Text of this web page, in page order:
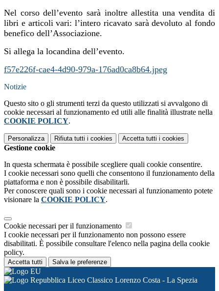
Nel corso dell’evento sarà inoltre allestita una vendita di
libri e articoli vari: l’intero ricavato sarà devoluto al fondo
benefico dell’Associazione.
Si allega la locandina dell’evento.
f57e226f-cae4-4d90-979a-176ad0ca8b64.jpeg
Notizie
Questo sito o gli strumenti terzi da questo utilizzati si avvalgono di
cookie necessari al funzionamento ed utili alle finalità illustrate nella
COOKIE POLICY.
Personalizza Rifiuta tutti i cookies Accetta tutti i cookies
Gestione cookie
In questa schermata è possibile scegliere quali cookie consentire.
I cookie necessari sono quelli che consentono il funzionamento della
piattaforma e non è possibile disabilitarli.
Per conoscere quali sono i cookie necessari al funzionamento potete
visionare la COOKIE POLICY.
Cookie necessari per il funzionamento
I cookie necessari per il funzionamento non possono essere
disabilitati. È possibile consultare l'elenco nella pagina della cookie
policy.
Accetta tutti Salva le preferenze
Liceo Classico Lorenzo Costa - La Spezia